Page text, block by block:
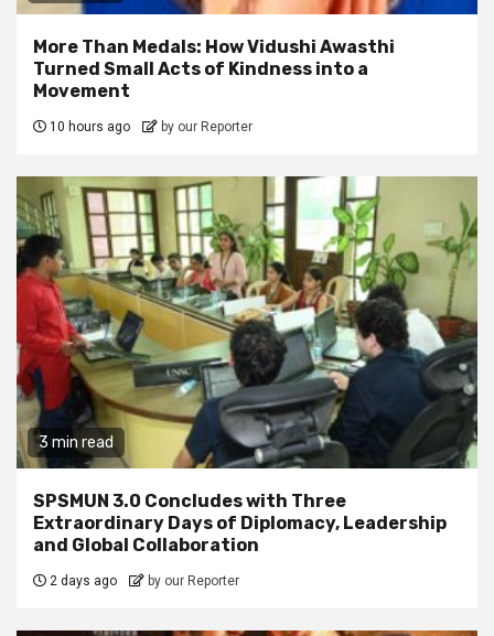
More Than Medals: How Vidushi Awasthi
Turned Small Acts of Kindness into a
Movement
10 hours ago by our Reporter
3 min read
SPSMUN 3.0 Concludes with Three
Extraordinary Days of Diplomacy, Leadership
and Global Collaboration
2 days ago by our Reporter